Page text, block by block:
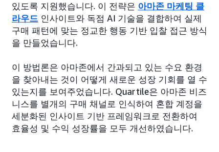
있도록 지원했습니다. 이 전략은 아마존 마케팅 클
라우드 인사이트와 독점 AI 기술을 결합하여 실제
구매 패턴에 맞는 정교한 행동 기반 입찰 접근 방식
을 만들었습니다.
이 방법론은 아마존에서 간과되고 있는 수요 환경
을 찾아내는 것이 어떻게 새로운 성장 기회를 열 수
있는지를 보여주었습니다. Quartile은 아마존 비즈
니스를 별개의 구매 채널로 인식하여 혼합 계정을
세분화된 인사이트 기반 프레임워크로 전환하여
효율성 및 수익 성장률을 모두 개선하였습니다.